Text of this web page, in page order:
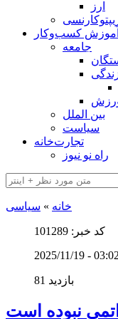
ارز
آموزش کسب‌وکار
جامعه
بین الملل
سیاست
تجارت‌خانه
راه نو نیوز
خانه » سیاسی
کد خبر: 101289
2025/11/19 - 03:02
81 بازدید
اتمی نبوده است